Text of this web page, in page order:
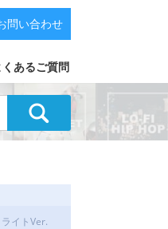
くあるご質問
問い合わせ
ライトVer.